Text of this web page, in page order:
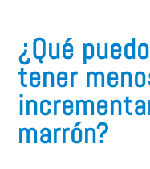
¿Qué
tener
marrón?